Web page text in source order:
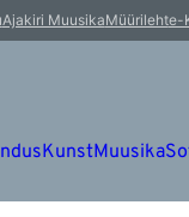
Ajakiri MuusikaMüürilehte-
KunstMuusika